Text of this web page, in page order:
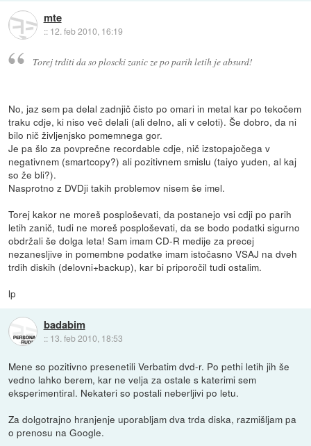
mte
:: 12. feb 2010, 16:19
Torej trditi da so ploscki zanic ze po parih letih je absurd!
No, jaz sem pa delal zadnjič čisto po omari in metal kar po tekočem
traku cdje, ki niso več delali (ali delno, ali v celoti). Še dobro, da ni
bilo nič življenjsko pomemnega gor.
Je pa šlo za povprečne recordable cdje, nič izstopajočega v
negativnem (smartcopy?) ali pozitivnem smislu (taiyo yuden, al kaj
so že bli?).
Nasprotno z DVDji takih problemov nisem še imel.
Torej kakor ne moreš posploševati, da postanejo vsi cdji po parih
letih zanič, tudi ne moreš posploševati, da se bodo podatki sigurno
obdržali še dolga leta! Sam imam CD-R medije za precej
nezanesljive in pomembne podatke imam istočasno VSAJ na dveh
trdih diskih (delovni+backup), kar bi priporočil tudi ostalim.
lp
badabim
:: 13. feb 2010, 18:53
Mene so pozitivno presenetili Verbatim dvd-r. Po pethi letih jih še
vedno lahko berem, kar ne velja za ostale s katerimi sem
eksperimentiral. Nekateri so postali neberljivi po letu.
Za dolgotrajno hranjenje uporabljam dva trda diska, razmišljam pa
o prenosu na Google.